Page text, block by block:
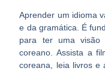
Aprender um idioma
e da gramática. É
para ter uma visão
coreano. Assista a
coreana, leia livros e